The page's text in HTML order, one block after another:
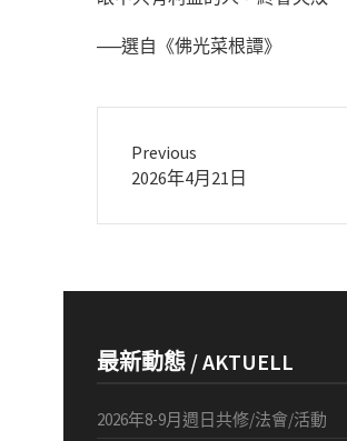
──選自《佛光菜根譚》
Previous
Previous
2026年4月21日
最新動態 / AKTUELL
2026年8-9月週日共修/法會/活動